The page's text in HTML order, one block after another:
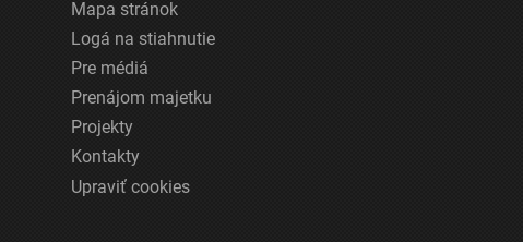
Mapa stránok
Logá na stiahnutie
Pre médiá
Prenájom majetku
Projekty
Kontakty
Upraviť cookies